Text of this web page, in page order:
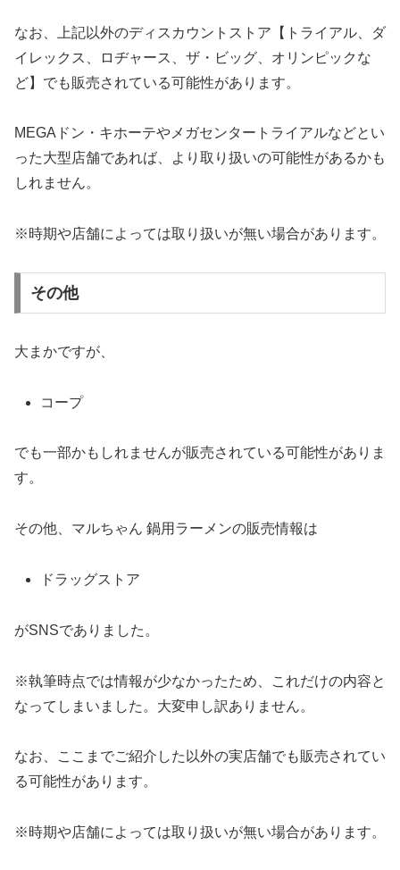
なお、上記以外のディスカウントストア【トライアル、ダ
イレックス、ロヂャース、ザ・ビッグ、オリンピックな
ど】でも販売されている可能性があります。
MEGAドン・キホーテやメガセンタートライアルなどとい
った大型店舗であれば、より取り扱いの可能性があるかも
しれません。
※時期や店舗によっては取り扱いが無い場合があります。
その他
大まかですが、
コープ
でも一部かもしれませんが販売されている可能性がありま
す。
その他、マルちゃん 鍋用ラーメンの販売情報は
ドラッグストア
がSNSでありました。
※執筆時点では情報が少なかったため、これだけの内容と
なってしまいました。大変申し訳ありません。
なお、ここまでご紹介した以外の実店舗でも販売されてい
る可能性があります。
※時期や店舗によっては取り扱いが無い場合があります。